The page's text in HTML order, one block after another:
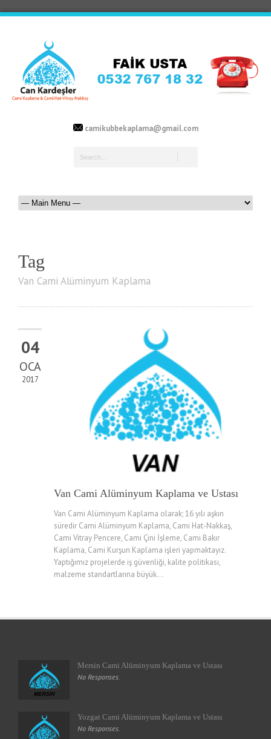
camikubbekaplama@gmail.com
Tag
Van Cami Alüminyum Kaplama
04
OCA
2017
Van Cami Alüminyum Kaplama ve Ustası
Van Cami Alüminyum Kaplama olarak; 16 yılı aşkın
süredir Cami Alüminyum Kaplama, Cami Hat-Nakkaş,
Cami Vitray Pencere, Cami Çini İşleme, Cami Bakır
Kaplama, Cami Kurşun Kaplama işleri yapmaktayız.
Yaptığımız projelerde iş güvenliği, kalite politikası,
malzeme standartlarına büyük...
Mersin Cami Alüminyum Kaplama ve Ustası
No Responses.
Yozgat Cami Alüminyum Kaplama ve Ustası
No Responses.